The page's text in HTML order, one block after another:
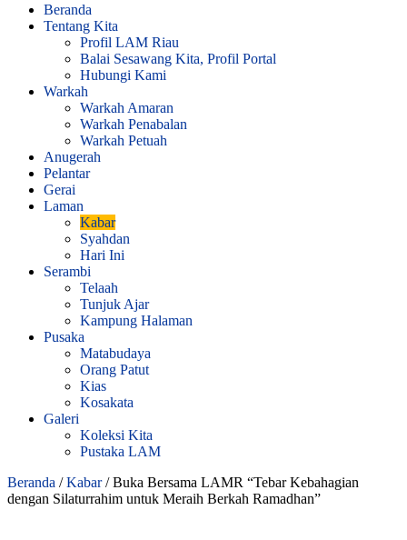
Beranda
Tentang Kita
Profil LAM Riau
Balai Sesawang Kita, Profil Portal
Hubungi Kami
Warkah
Warkah Amaran
Warkah Penabalan
Warkah Petuah
Anugerah
Pelantar
Gerai
Laman
Kabar
Syahdan
Hari Ini
Serambi
Telaah
Tunjuk Ajar
Kampung Halaman
Pusaka
Matabudaya
Orang Patut
Kias
Kosakata
Galeri
Koleksi Kita
Pustaka LAM
Beranda / Kabar / Buka Bersama LAMR “Tebar Kebahagian
dengan Silaturrahim untuk Meraih Berkah Ramadhan”